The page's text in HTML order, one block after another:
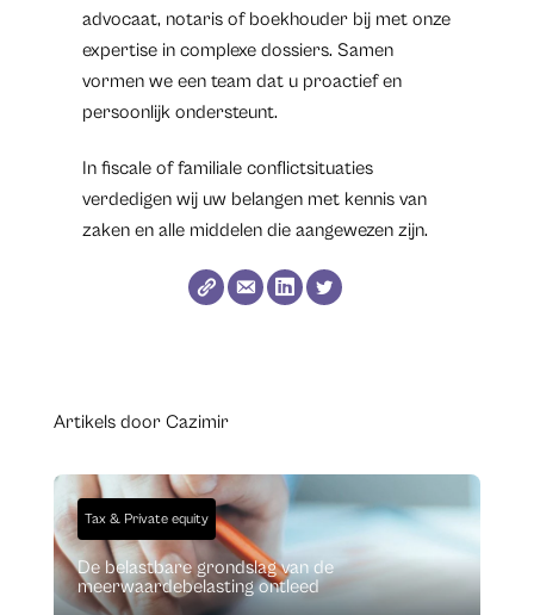
advocaat, notaris of boekhouder bij met onze
expertise in complexe dossiers. Samen
vormen we een team dat u proactief en
persoonlijk ondersteunt.
In fiscale of familiale conflictsituaties
verdedigen wij uw belangen met kennis van
zaken en alle middelen die aangewezen zijn.
Artikels door Cazimir
Tax & Private equity
De belastbare grondslag van de
meerwaardebelasting ontleed